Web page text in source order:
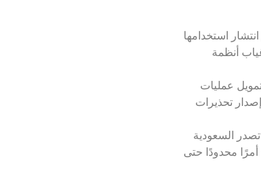
استخدامها
أنظمة
عمليات
تحذيرات
السعودية
أمرًا محدودًا حتى